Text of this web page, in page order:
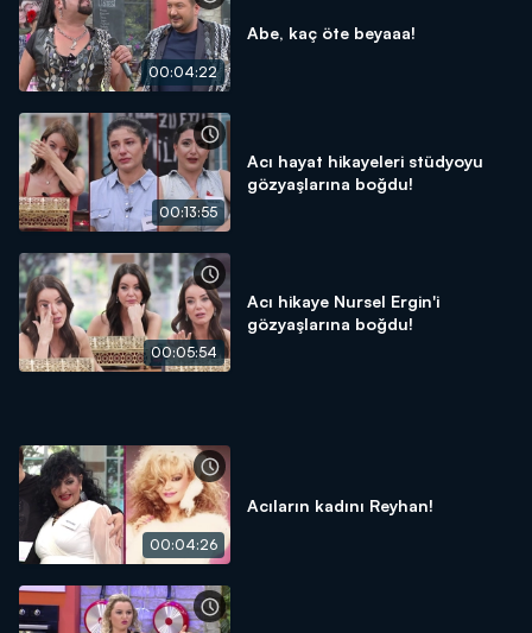
00:04:22
Abe, kaç öte beyaaa!
00:13:55
Acı hayat hikayeleri stüdyoyu
gözyaşlarına boğdu!
00:05:54
Acı hikaye Nursel Ergin'i
gözyaşlarına boğdu!
00:04:26
Acıların kadını Reyhan!